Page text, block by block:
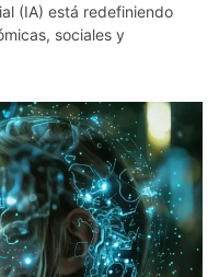
(IA) está redefiniendo
sociales y